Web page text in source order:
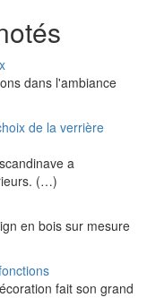
dans l'ambiance
de la verrière
a
(…)
en bois sur mesure
fait son grand